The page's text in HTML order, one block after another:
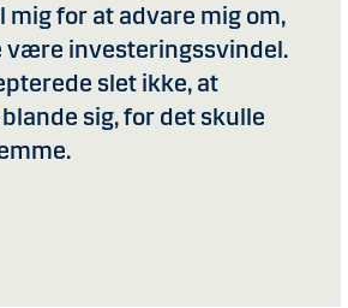
mig for at advare mig om,
være investeringssvindel.
slet ikke, at
sig, for det skulle